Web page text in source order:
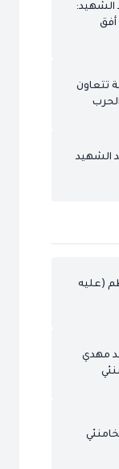
الشهيد:
أفق
تتعاون
الشهيد
(عليه
مهدي